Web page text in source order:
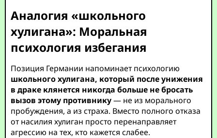
Аналогия «школьного
хулигана»: Моральная
психология избегания
Позиция Германии напоминает психологию
школьного хулигана, который после унижения
в драке клянется никогда больше не бросать
вызов этому противнику— не из морального
пробуждения, а из страха. Вместо полного отказа
от насилия хулиган просто перенаправляет
агрессию на тех, кто кажется слабее.